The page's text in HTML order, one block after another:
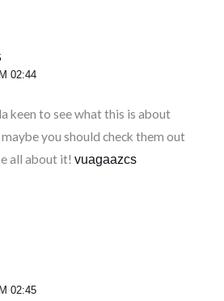
02:44
keen to see what this is about
you should check them out
all about it! vuagaazcs
02:45